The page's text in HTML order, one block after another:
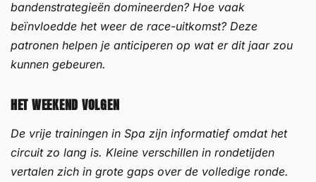
bandenstrategieën domineerden? Hoe vaak
beïnvloedde het weer de race-uitkomst? Deze
patronen helpen je anticiperen op wat er dit jaar zou
kunnen gebeuren.
HET WEEKEND VOLGEN
De vrije trainingen in Spa zijn informatief omdat het
circuit zo lang is. Kleine verschillen in rondetijden
vertalen zich in grote gaps over de volledige ronde.